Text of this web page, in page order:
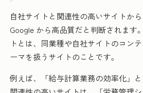
自社サイトと関連性の高いサイトから
Google から高品質だと判断されます
トとは、同業種や自社サイトのコン
ーマを扱うサイトのことです。
例えば、「給与計算業務の効率化」